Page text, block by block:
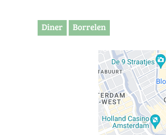
Diner Borrelen